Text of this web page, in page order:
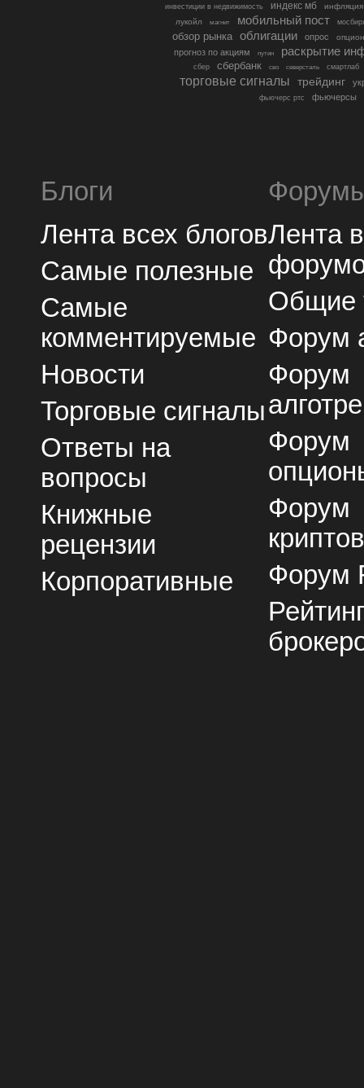
инвестиции в недвижимость индекс мб
инфляция
лукойл
магнит мобильный пост
обзор рынка облигации опрос
прогноз по акциям путин раскрытие
сбер сбербанк сво северсталь смартлаб
торговые сигналы трейдинг
фьючерс ртс фьючерсы
Блоги
Лента всех блогов
Самые полезные
Самые
комментируемые
Новости
Торговые сигналы
Ответы на
вопросы
Книжные
рецензии
Корпоративные
Лента
Общие
Форум
Форум
Форум
Форум
Форум